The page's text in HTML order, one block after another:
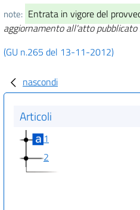
note: Entrata in vigore del
aggiornamento all'atto
(GU n.265 del 13-11-2012)
nascondi
Articoli
1
2